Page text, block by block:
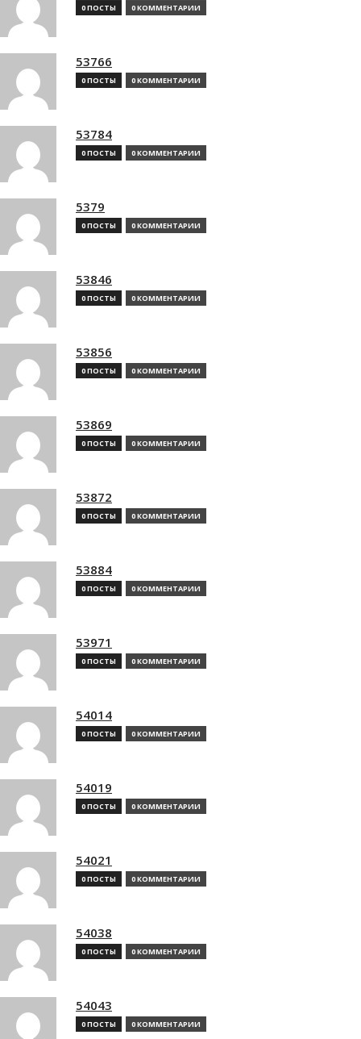
0 ПОСТЫ 0 КОММЕНТАРИИ
53766
0 ПОСТЫ 0 КОММЕНТАРИИ
53784
0 ПОСТЫ 0 КОММЕНТАРИИ
5379
0 ПОСТЫ 0 КОММЕНТАРИИ
53846
0 ПОСТЫ 0 КОММЕНТАРИИ
53856
0 ПОСТЫ 0 КОММЕНТАРИИ
53869
0 ПОСТЫ 0 КОММЕНТАРИИ
53872
0 ПОСТЫ 0 КОММЕНТАРИИ
53884
0 ПОСТЫ 0 КОММЕНТАРИИ
53971
0 ПОСТЫ 0 КОММЕНТАРИИ
54014
0 ПОСТЫ 0 КОММЕНТАРИИ
54019
0 ПОСТЫ 0 КОММЕНТАРИИ
54021
0 ПОСТЫ 0 КОММЕНТАРИИ
54038
0 ПОСТЫ 0 КОММЕНТАРИИ
54043
0 ПОСТЫ 0 КОММЕНТАРИИ